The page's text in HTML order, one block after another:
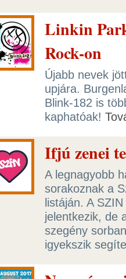
Linkin
Rock-on
Újabb nevek
upjára.
Blink-182 is
kaphatóak!
Ifjú zenei
A legnagyobb
sorakoznak a
listáján. A
jelentkezik, de
szegény
igyekszik